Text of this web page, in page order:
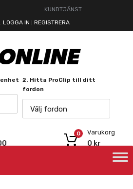
KUNDTJÄNST
LOGGA IN REGISTRERA
2. Hitta ProClip till ditt
fordon
Välj fordon
Varukorg
0 kr
0